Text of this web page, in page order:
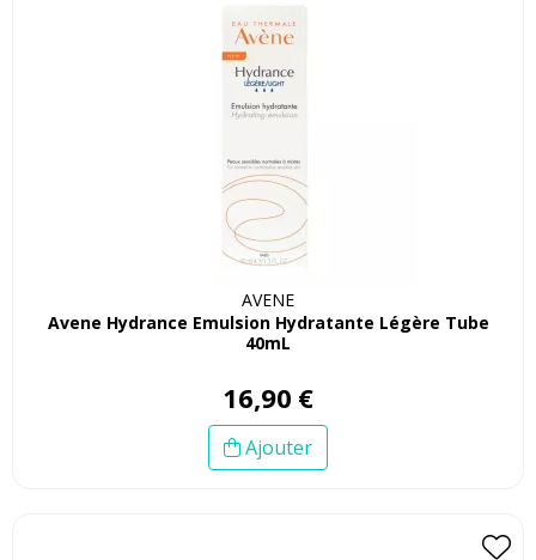
AVENE
Avene Hydrance Emulsion Hydratante Légère Tube
40mL
16,90 €
Ajouter